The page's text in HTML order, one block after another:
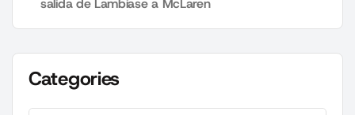
salida de Lambiase a McLaren
Categories